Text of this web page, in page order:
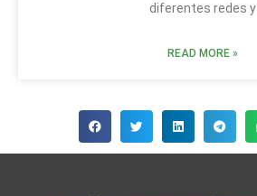
diferentes redes y
READ MORE »